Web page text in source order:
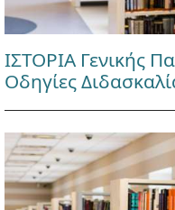
ΙΣΤΟΡΙΑ Γενικής
Οδηγίες